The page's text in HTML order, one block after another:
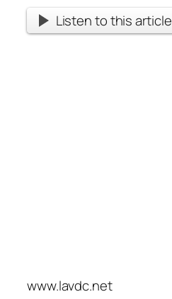
Listen to this article
www.lavdc.net